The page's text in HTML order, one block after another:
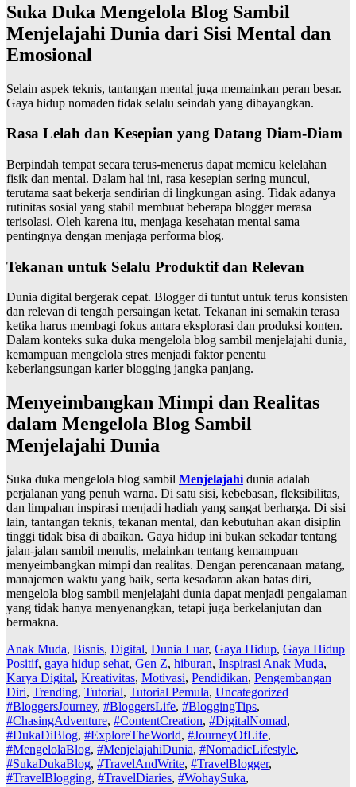
Suka Duka Mengelola Blog Sambil
Menjelajahi Dunia dari Sisi Mental dan
Emosional
Selain aspek teknis, tantangan mental juga memainkan peran besar.
Gaya hidup nomaden tidak selalu seindah yang dibayangkan.
Rasa Lelah dan Kesepian yang Datang Diam-Diam
Berpindah tempat secara terus-menerus dapat memicu kelelahan
fisik dan mental. Dalam hal ini, rasa kesepian sering muncul,
terutama saat bekerja sendirian di lingkungan asing. Tidak adanya
rutinitas sosial yang stabil membuat beberapa blogger merasa
terisolasi. Oleh karena itu, menjaga kesehatan mental sama
pentingnya dengan menjaga performa blog.
Tekanan untuk Selalu Produktif dan Relevan
Dunia digital bergerak cepat. Blogger di tuntut untuk terus konsisten
dan relevan di tengah persaingan ketat. Tekanan ini semakin terasa
ketika harus membagi fokus antara eksplorasi dan produksi konten.
Dalam konteks suka duka mengelola blog sambil menjelajahi dunia,
kemampuan mengelola stres menjadi faktor penentu
keberlangsungan karier blogging jangka panjang.
Menyeimbangkan Mimpi dan Realitas
dalam Mengelola Blog Sambil
Menjelajahi Dunia
Suka duka mengelola blog sambil Menjelajahi dunia adalah
perjalanan yang penuh warna. Di satu sisi, kebebasan, fleksibilitas,
dan limpahan inspirasi menjadi hadiah yang sangat berharga. Di sisi
lain, tantangan teknis, tekanan mental, dan kebutuhan akan disiplin
tinggi tidak bisa di abaikan. Gaya hidup ini bukan sekadar tentang
jalan-jalan sambil menulis, melainkan tentang kemampuan
menyeimbangkan mimpi dan realitas. Dengan perencanaan matang,
manajemen waktu yang baik, serta kesadaran akan batas diri,
mengelola blog sambil menjelajahi dunia dapat menjadi pengalaman
yang tidak hanya menyenangkan, tetapi juga berkelanjutan dan
bermakna.
Anak Muda, Bisnis, Digital, Dunia Luar, Gaya Hidup, Gaya Hidup
Positif, gaya hidup sehat, Gen Z, hiburan, Inspirasi Anak Muda,
Karya Digital, Kreativitas, Motivasi, Pendidikan, Pengembangan
Diri, Trending, Tutorial, Tutorial Pemula, Uncategorized
#BloggersJourney, #BloggersLife, #BloggingTips,
#ChasingAdventure, #ContentCreation, #DigitalNomad,
#DukaDiBlog, #ExploreTheWorld, #JourneyOfLife,
#MengelolaBlog, #MenjelajahiDunia, #NomadicLifestyle,
#SukaDukaBlog, #TravelAndWrite, #TravelBlogger,
#TravelBlogging, #TravelDiaries, #WohaySuka,